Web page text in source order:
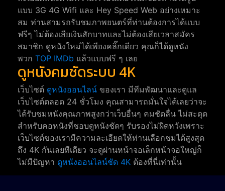
แบบ 3G 4G Wifi และ Hey Speed Web อย่างเหมาะ
สม ท่านสามรถรับชมภาพยนตร์ที่ท่านต้องการได้แบบ
ฟรีๆ ไม่ต้องเสียเงินสักบาทและไม่ต้องเสียเวลาสมัคร
สมาชิก ดูหนังใหม่ได้เพียงคลิ๊กเดียว คุณก็ได้ดูหนัง
พวก TOP IMDb แล้วแบบฟรี ๆ เลย
ดูหนังคมชัดระบบ 4K
เว็บไซต์ ดูหนังออนไลน์ ของเรา มีทีมพัฒนาและดูแล
เว็บไซต์ตลอด 24 ชั่วโมง คุณสามารถมั่นใจได้เลยว่าจะ
ได้รับชมหนังคุณภาพสูงกว่าเว็บอื่นๆ คมชัดลื่น ไม่สะดุด
สำหรับคอหนังที่ชอบดูหนังชัดๆ รับรองไม่ผิดหวังเพราะ
เว็บไซต์ของเรามีความละเอียดให้ท่านเลือกชมได้สูงสุด
ถึง 4K กันเลยทีเดียว จะดูผ่านหน้าจอเล็กหน้าจอใหญ่ก็
ไม่มีปัญหา ดูหนังออนไลน์ชัด 4K ต้องที่นี่เท่านั้น